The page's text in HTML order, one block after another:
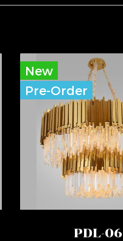
New
Pre-Order
PDL-06